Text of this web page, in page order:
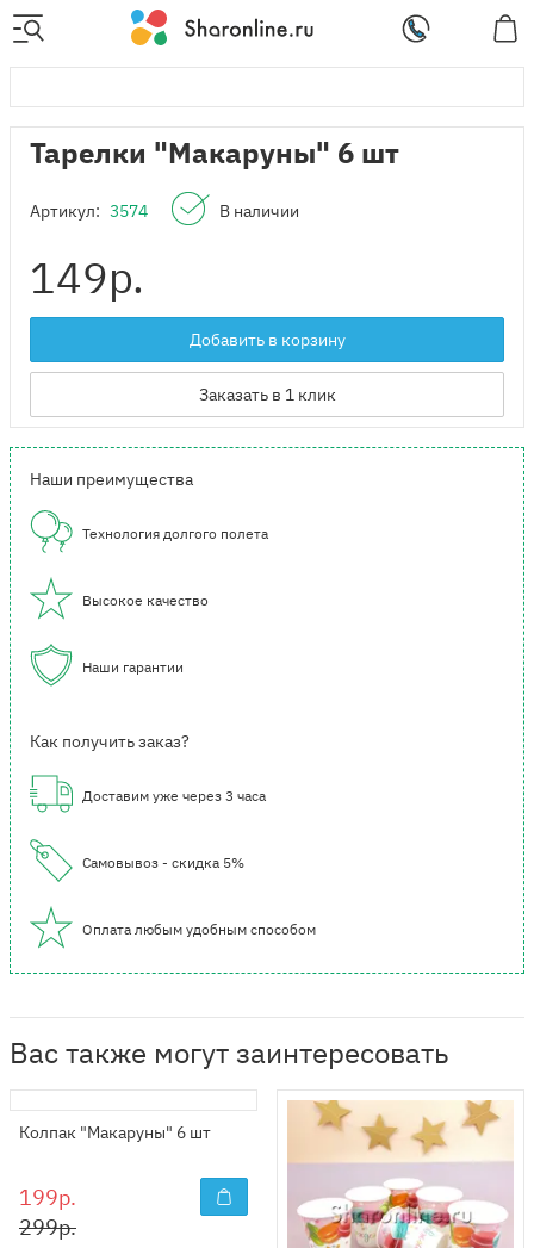
Тарелки "Макаруны" 6 шт
Артикул: 3574 В наличии
149р.
Добавить в корзину
Заказать в 1 клик
Наши преимущества
Технология долгого полета
Высокое качество
Наши гарантии
Как получить заказ?
Доставим уже через 3 часа
Самовывоз - скидка 5%
Оплата любым удобным способом
Вас также могут заинтересовать
Колпак "Макаруны" 6 шт
199р.
299р.